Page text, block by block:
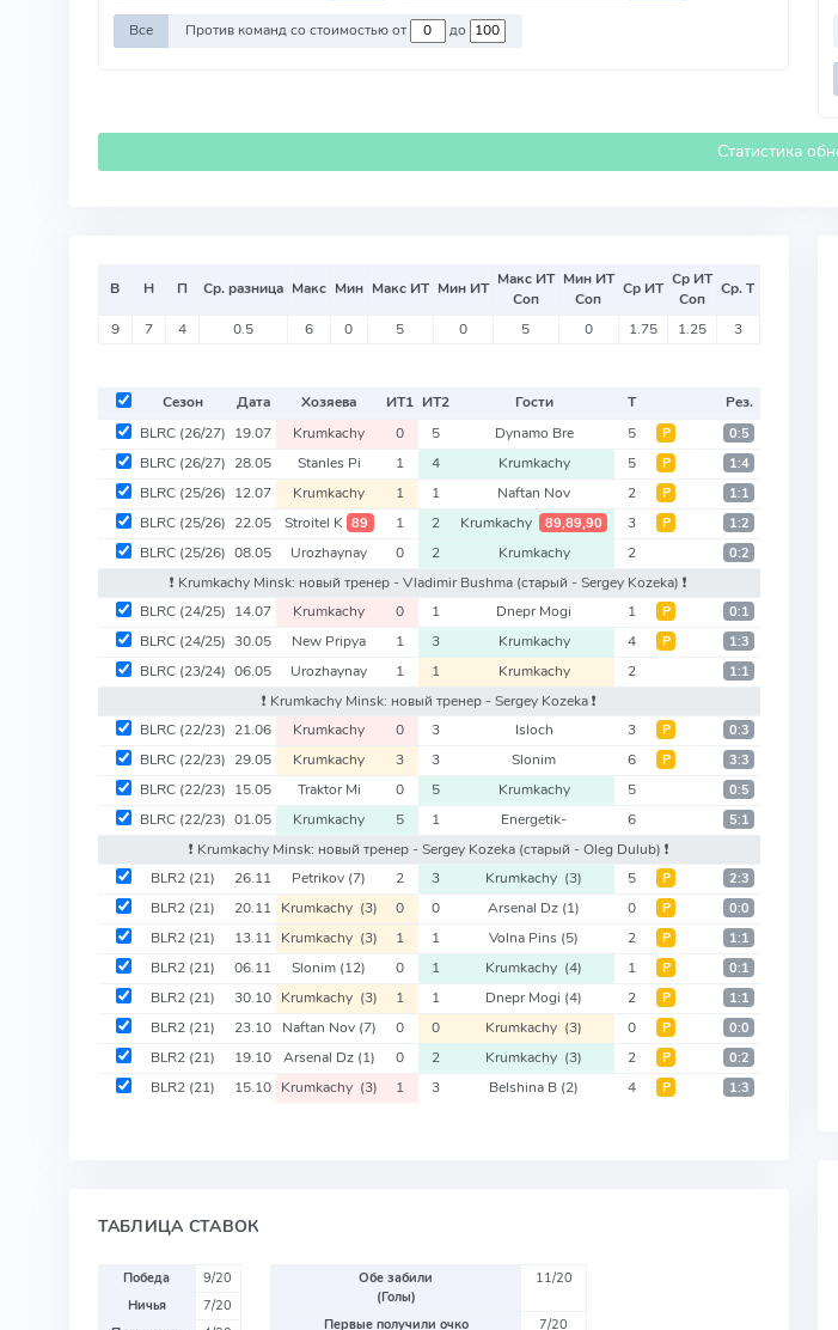
Все Против команд со стоимостью от до
Статистика
В Н П Ср. разница Макс Мин Макс ИТ Мин ИТ Макс ИТ
Соп
Мин ИТ
Соп
Ср ИТ Ср ИТ
Соп
Ср. Т
9 7 4 0.5 6 0 5 0 5 0 1.75 1.25 3
Сезон Дата Хозяева ИТ1 ИТ2 Гости Т
Рез.
BLRC (26/27) 19.07 Krumkachy 0 5 Dynamo Bre 5 Р 0:5
BLRC (26/27) 28.05 Stanles Pi 1 4 Krumkachy 5 Р 1:4
BLRC (25/26) 12.07 Krumkachy 1 1 Naftan Nov 2 Р 1:1
BLRC (25/26) 22.05 Stroitel K 89 1 2 Krumkachy 89,89,90 3 Р 1:2
BLRC (25/26) 08.05 Urozhaynay 0 2 Krumkachy 2 0:2
❗️ Krumkachy Minsk: новый тренер - Vladimir Bushma (старый - Sergey Kozeka) ❗️
BLRC (24/25) 14.07 Krumkachy 0 1 Dnepr Mogi 1 Р 0:1
BLRC (24/25) 30.05 New Pripya 1 3 Krumkachy 4 Р 1:3
BLRC (23/24) 06.05 Urozhaynay 1 1 Krumkachy 2 1:1
❗️ Krumkachy Minsk: новый тренер - Sergey Kozeka❗️
BLRC (22/23) 21.06 Krumkachy 0 3 Isloch 3 Р 0:3
BLRC (22/23) 29.05 Krumkachy 3 3 Slonim 6 Р 3:3
BLRC (22/23) 15.05 Traktor Mi 0 5 Krumkachy 5 0:5
BLRC (22/23) 01.05 Krumkachy 5 1 Energetik- 6 5:1
❗️ Krumkachy Minsk: новый тренер - Sergey Kozeka (старый - Oleg Dulub) ❗️
BLR2 (21) 26.11 Petrikov (7) 2 3 Krumkachy (3) 5 Р 2:3
BLR2 (21) 20.11 Krumkachy (3) 0 0 Arsenal Dz (1) 0 Р 0:0
BLR2 (21) 13.11 Krumkachy (3) 1 1 Volna Pins (5) 2 Р 1:1
BLR2 (21) 06.11 Slonim (12) 0 1 Krumkachy (4) 1 Р 0:1
BLR2 (21) 30.10 Krumkachy (3) 1 1 Dnepr Mogi (4) 2 Р 1:1
BLR2 (21) 23.10 Naftan Nov (7) 0 0 Krumkachy (3) 0 Р 0:0
BLR2 (21) 19.10 Arsenal Dz (1) 0 2 Krumkachy (3) 2 Р 0:2
BLR2 (21) 15.10 Krumkachy (3) 1 3 Belshina B (2) 4 Р 1:3
ТАБЛИЦА СТАВОК
Победа
9/20
Ничья
7/20
Обе забили
(Голы)
11/20
Первые получили очко
7/20